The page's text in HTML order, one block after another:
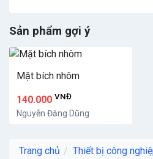
Sản phẩm gợi ý
Mặt bích nhôm
140.000 VNĐ
Nguyễn Đăng Dũng
Trang chủ Thiết bị công